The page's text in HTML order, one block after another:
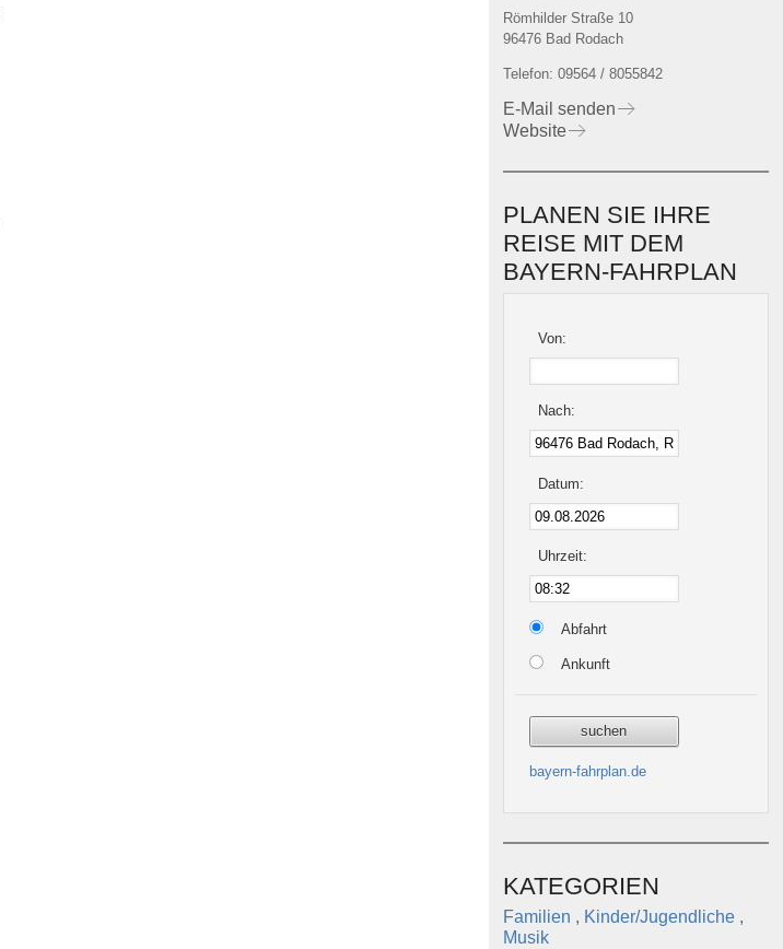
Römhilder Straße 10
96476 Bad Rodach
Telefon: 09564 / 8055842
E-Mail senden
Website
PLANEN SIE IHRE
REISE MIT DEM
BAYERN-FAHRPLAN
Von:
Nach:
Datum:
Uhrzeit:
Abfahrt
Ankunft
bayern-fahrplan.de
KATEGORIEN
Familien , Kinder/Jugendliche ,
Musik